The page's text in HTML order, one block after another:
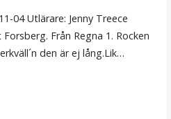
04 Utlärare: Jenny Treece
Från Regna 1. Rocken
den är ej lång.Lik…